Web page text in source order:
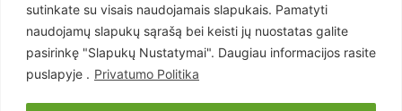
sutinkate su visais naudojamais slapukais. Pamatyti
naudojamų slapukų sąrašą bei keisti jų nuostatas galite
pasirinkę "Slapukų Nustatymai". Daugiau informacijos rasite
puslapyje . Privatumo Politika
Pasaulis
Статьи на русском
Articles in english